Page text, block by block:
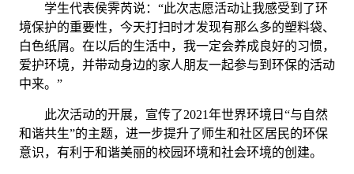
学生代表侯霁芮说： “此次志愿活动让我感受到了环
境保护的重要性，今天打扫时才发现有那么多的塑料袋、
白色纸屑。在以后的生活中，我一定会养成良好的习惯，
爱护环境，并带动身边的家人朋友一起参与到环保的活动
中来。”
此次活动的开展，宣传了2021年世界环境日 “与自然
和谐共生”的主题，进一步提升了师生和社区居民的环保
意识，有利于和谐美丽的校园环境和社会环境的创建。